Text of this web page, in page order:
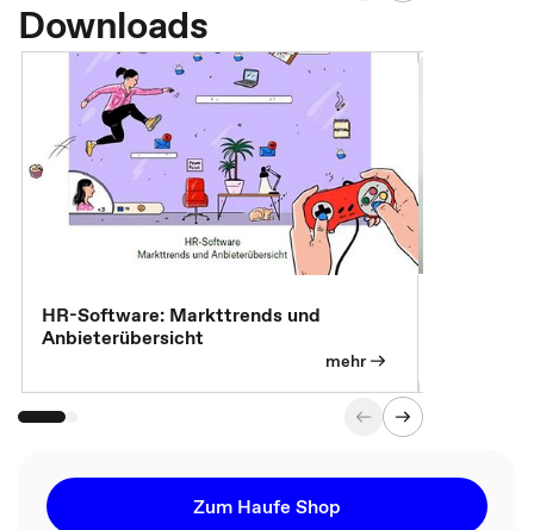
Downloads
HR-Software: Markttrends und
Anbieterübersicht
mehr
Zum Haufe Shop